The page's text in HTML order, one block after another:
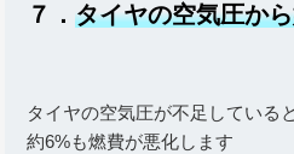
７．タイヤの空気圧か
タイヤの空気圧が不足している
約6%も燃費が悪化します